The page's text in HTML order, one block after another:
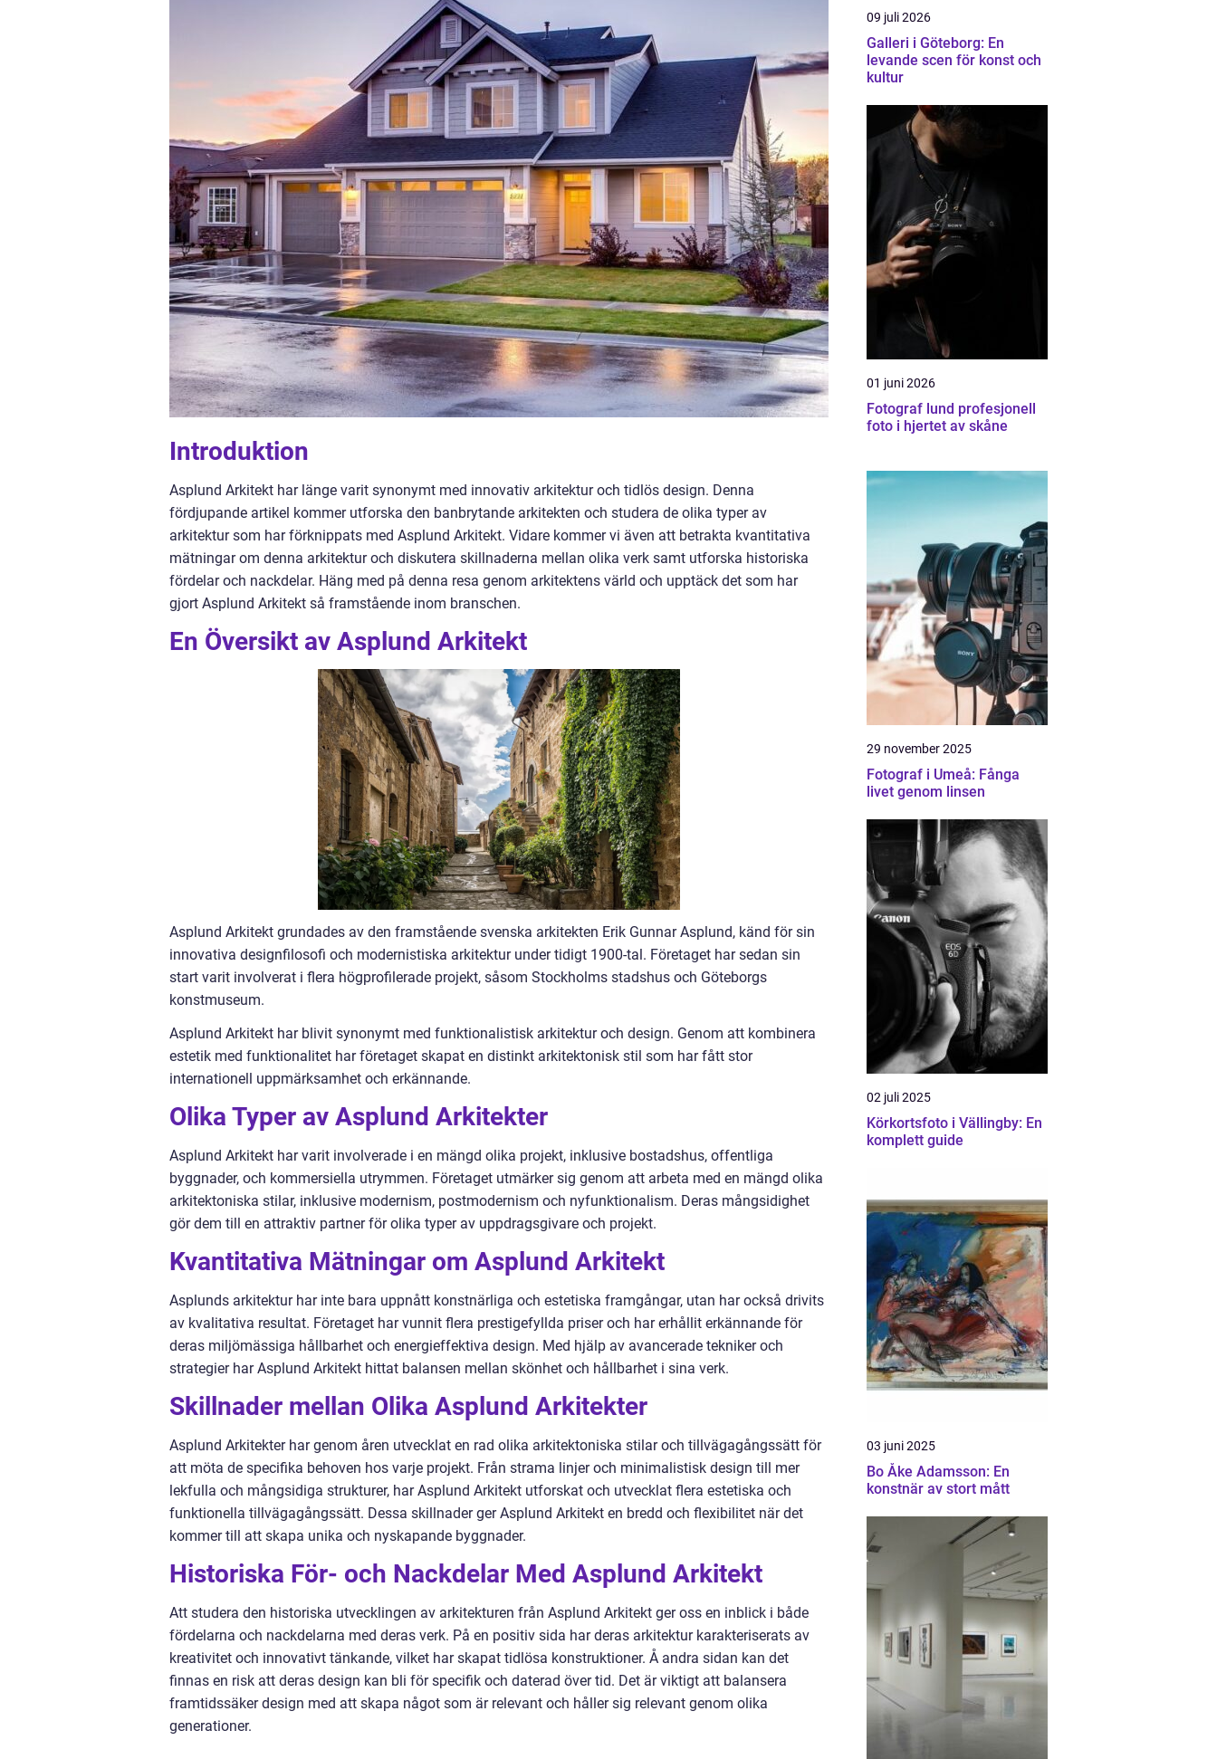
Introduktion
Asplund Arkitekt har länge varit synonymt med innovativ arkitektur och tidlös design. Denna
fördjupande artikel kommer utforska den banbrytande arkitekten och studera de olika typer av
arkitektur som har förknippats med Asplund Arkitekt. Vidare kommer vi även att betrakta kvantitativa
mätningar om denna arkitektur och diskutera skillnaderna mellan olika verk samt utforska historiska
fördelar och nackdelar. Häng med på denna resa genom arkitektens värld och upptäck det som har
gjort Asplund Arkitekt så framstående inom branschen.
En Översikt av Asplund Arkitekt
Asplund Arkitekt grundades av den framstående svenska arkitekten Erik Gunnar Asplund, känd för sin
innovativa designfilosofi och modernistiska arkitektur under tidigt 1900-tal. Företaget har sedan sin
start varit involverat i flera högprofilerade projekt, såsom Stockholms stadshus och Göteborgs
konstmuseum.
Asplund Arkitekt har blivit synonymt med funktionalistisk arkitektur och design. Genom att kombinera
estetik med funktionalitet har företaget skapat en distinkt arkitektonisk stil som har fått stor
internationell uppmärksamhet och erkännande.
Olika Typer av Asplund Arkitekter
Asplund Arkitekt har varit involverade i en mängd olika projekt, inklusive bostadshus, offentliga
byggnader, och kommersiella utrymmen. Företaget utmärker sig genom att arbeta med en mängd olika
arkitektoniska stilar, inklusive modernism, postmodernism och nyfunktionalism. Deras mångsidighet
gör dem till en attraktiv partner för olika typer av uppdragsgivare och projekt.
Kvantitativa Mätningar om Asplund Arkitekt
Asplunds arkitektur har inte bara uppnått konstnärliga och estetiska framgångar, utan har också drivits
av kvalitativa resultat. Företaget har vunnit flera prestigefyllda priser och har erhållit erkännande för
deras miljömässiga hållbarhet och energieffektiva design. Med hjälp av avancerade tekniker och
strategier har Asplund Arkitekt hittat balansen mellan skönhet och hållbarhet i sina verk.
Skillnader mellan Olika Asplund Arkitekter
Asplund Arkitekter har genom åren utvecklat en rad olika arkitektoniska stilar och tillvägagångssätt för
att möta de specifika behoven hos varje projekt. Från strama linjer och minimalistisk design till mer
lekfulla och mångsidiga strukturer, har Asplund Arkitekt utforskat och utvecklat flera estetiska och
funktionella tillvägagångssätt. Dessa skillnader ger Asplund Arkitekt en bredd och flexibilitet när det
kommer till att skapa unika och nyskapande byggnader.
Historiska För- och Nackdelar Med Asplund Arkitekt
Att studera den historiska utvecklingen av arkitekturen från Asplund Arkitekt ger oss en inblick i både
fördelarna och nackdelarna med deras verk. På en positiv sida har deras arkitektur karakteriserats av
kreativitet och innovativt tänkande, vilket har skapat tidlösa konstruktioner. Å andra sidan kan det
finnas en risk att deras design kan bli för specifik och daterad över tid. Det är viktigt att balansera
framtidssäker design med att skapa något som är relevant och håller sig relevant genom olika
generationer.
09 juli 2026
Galleri i Göteborg: En
levande scen för konst och
kultur
01 juni 2026
Fotograf lund profesjonell
foto i hjertet av skåne
29 november 2025
Fotograf i Umeå: Fånga
livet genom linsen
02 juli 2025
Körkortsfoto i Vällingby: En
komplett guide
03 juni 2025
Bo Åke Adamsson: En
konstnär av stort mått